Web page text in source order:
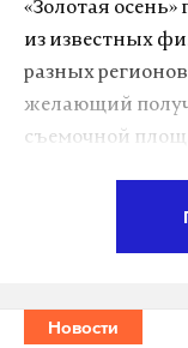
«Золотая
из известных
разных
желающий
съемочной
Новости